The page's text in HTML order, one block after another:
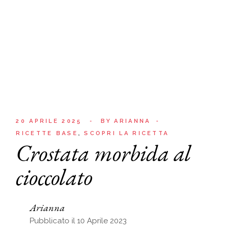
20 APRILE 2025 BY
ARIANNA
RICETTE BASE
SCOPRI LA RICETTA
Crostata morbida al
cioccolato
Arianna
Pubblicato il 10 Aprile 2023